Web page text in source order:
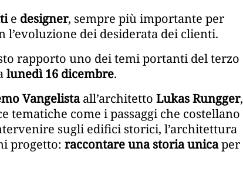
e designer, sempre più importante per
l’evoluzione dei desiderata dei clienti.
rapporto uno dei temi portanti del terzo
lunedì 16 dicembre.
Vangelistaall’architetto Lukas Rungger,
tematiche come i passaggi che costellano
sugli edifici storici, l’architettura
progetto: raccontare una storia unicaper